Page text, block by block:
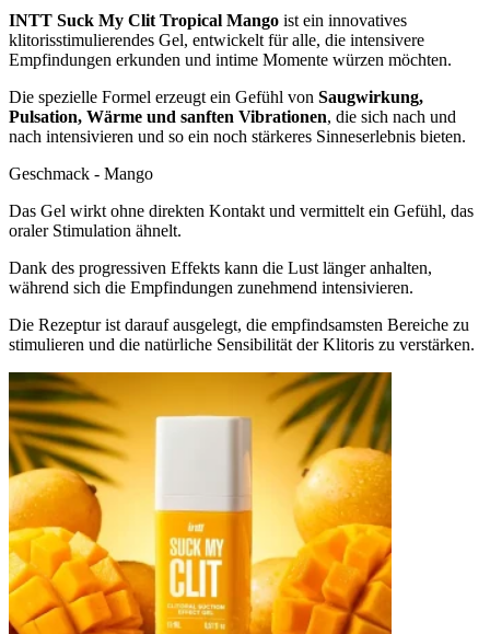
INTT Suck My Clit Tropical Mango ist ein innovatives
klitorisstimulierendes Gel, entwickelt für alle, die intensivere
Empfindungen erkunden und intime Momente würzen möchten.
Die spezielle Formel erzeugt ein Gefühl von Saugwirkung,
Pulsation, Wärme und sanften Vibrationen, die sich nach und
nach intensivieren und so ein noch stärkeres Sinneserlebnis bieten.
Geschmack - Mango
Das Gel wirkt ohne direkten Kontakt und vermittelt ein Gefühl, das
oraler Stimulation ähnelt.
Dank des progressiven Effekts kann die Lust länger anhalten,
während sich die Empfindungen zunehmend intensivieren.
Die Rezeptur ist darauf ausgelegt, die empfindsamsten Bereiche zu
stimulieren und die natürliche Sensibilität der Klitoris zu verstärken.